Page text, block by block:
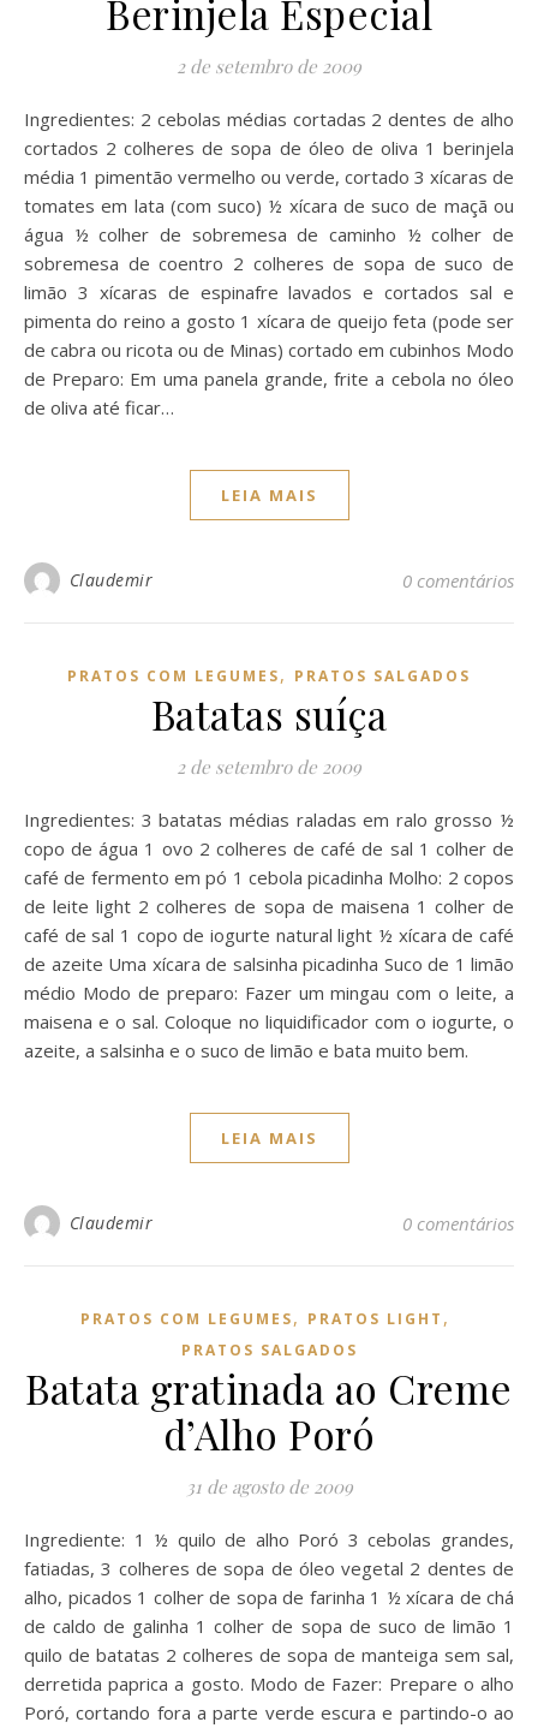
Berinjela Especial
2 de setembro de 2009
Ingredientes: 2 cebolas médias cortadas 2 dentes de alho
cortados 2 colheres de sopa de óleo de oliva 1 berinjela
média 1 pimentão vermelho ou verde, cortado 3 xícaras de
tomates em lata (com suco) ½ xícara de suco de maçã ou
água ½ colher de sobremesa de caminho ½ colher de
sobremesa de coentro 2 colheres de sopa de suco de
limão 3 xícaras de espinafre lavados e cortados sal e
pimenta do reino a gosto 1 xícara de queijo feta (pode ser
de cabra ou ricota ou de Minas) cortado em cubinhos Modo
de Preparo: Em uma panela grande, frite a cebola no óleo
de oliva até ficar…
LEIA MAIS
Claudemir 0 comentários
PRATOS COM LEGUMES, PRATOS SALGADOS
Batatas suíça
2 de setembro de 2009
Ingredientes: 3 batatas médias raladas em ralo grosso ½
copo de água 1 ovo 2 colheres de café de sal 1 colher de
café de fermento em pó 1 cebola picadinha Molho: 2 copos
de leite light 2 colheres de sopa de maisena 1 colher de
café de sal 1 copo de iogurte natural light ½ xícara de café
de azeite Uma xícara de salsinha picadinha Suco de 1 limão
médio Modo de preparo: Fazer um mingau com o leite, a
maisena e o sal. Coloque no liquidificador com o iogurte, o
azeite, a salsinha e o suco de limão e bata muito bem.
LEIA MAIS
Claudemir 0 comentários
PRATOS COM LEGUMES, PRATOS LIGHT ,
PRATOS SALGADOS
Batata gratinada ao Creme
d’Alho Poró
31 de agosto de 2009
Ingrediente: 1 ½ quilo de alho Poró 3 cebolas grandes,
fatiadas, 3 colheres de sopa de óleo vegetal 2 dentes de
alho, picados 1 colher de sopa de farinha 1 ½ xícara de chá
de caldo de galinha 1 colher de sopa de suco de limão 1
quilo de batatas 2 colheres de sopa de manteiga sem sal,
derretida paprica a gosto. Modo de Fazer: Prepare o alho
Poró, cortando fora a parte verde escura e partindo-o ao